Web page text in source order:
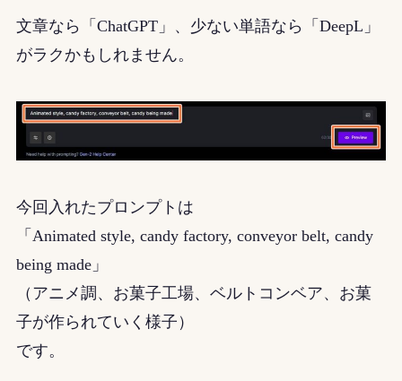
文章なら「ChatGPT」、少ない単語なら「DeepL」
がラクかもしれません。
今回入れたプロンプトは
「Animated style, candy factory, conveyor belt, candy
being made」
（アニメ調、お菓子工場、ベルトコンベア、お菓
子が作られていく様子）
です。